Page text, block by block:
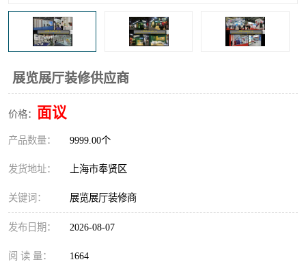
展览展厅装修供应商
价格： 面议
产品数量： 9999.00个
发货地址： 上海市奉贤区
关键词： 展览展厅装修商
发布日期： 2026-08-07
阅 读 量： 1664